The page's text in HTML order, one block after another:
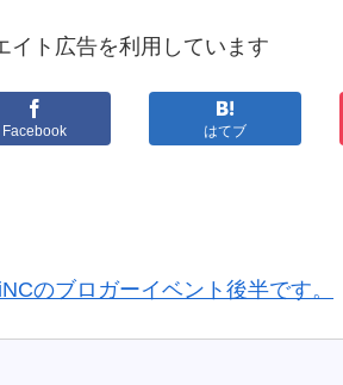
ト広告を利用しています
Facebook はてブ
のブロガーイベント後半です。